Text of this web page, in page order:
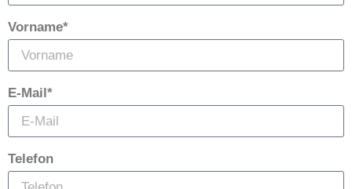
Vorname*
E-Mail*
Telefon